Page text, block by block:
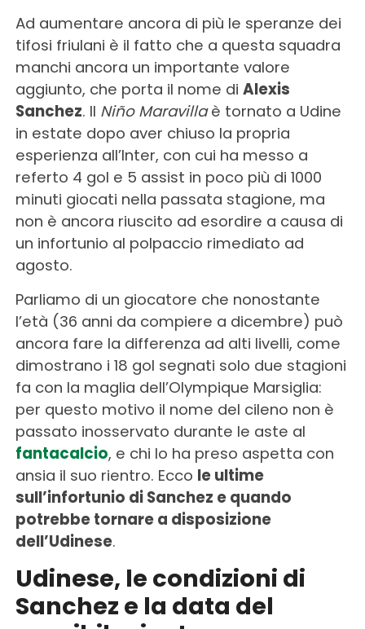
Ad aumentare ancora di più le speranze dei
tifosi friulani è il fatto che a questa squadra
manchi ancora un importante valore
aggiunto, che porta il nome di Alexis
Sanchez. Il Niño Maravillaè tornato a Udine
in estate dopo aver chiuso la propria
esperienza all’Inter, con cui ha messo a
referto 4 gol e 5 assist in poco più di 1000
minuti giocati nella passata stagione, ma
non è ancora riuscito ad esordire a causa di
un infortunio al polpaccio rimediato ad
agosto.
Parliamo di un giocatore che nonostante
l’età (36 anni da compiere a dicembre) può
ancora fare la differenza ad alti livelli, come
dimostrano i 18 gol segnati solo due stagioni
fa con la maglia dell’Olympique Marsiglia:
per questo motivo il nome del cileno non è
passato inosservato durante le aste al
fantacalcio, e chi lo ha preso aspetta con
ansia il suo rientro. Ecco le ultime
sull’infortunio di Sanchez e quando
potrebbe tornare a disposizione
dell’Udinese.
Udinese, le condizioni di
Sanchez e la data del